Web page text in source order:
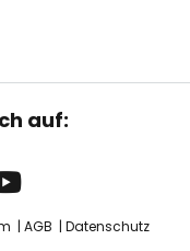
auf:
AGB
Datenschutz